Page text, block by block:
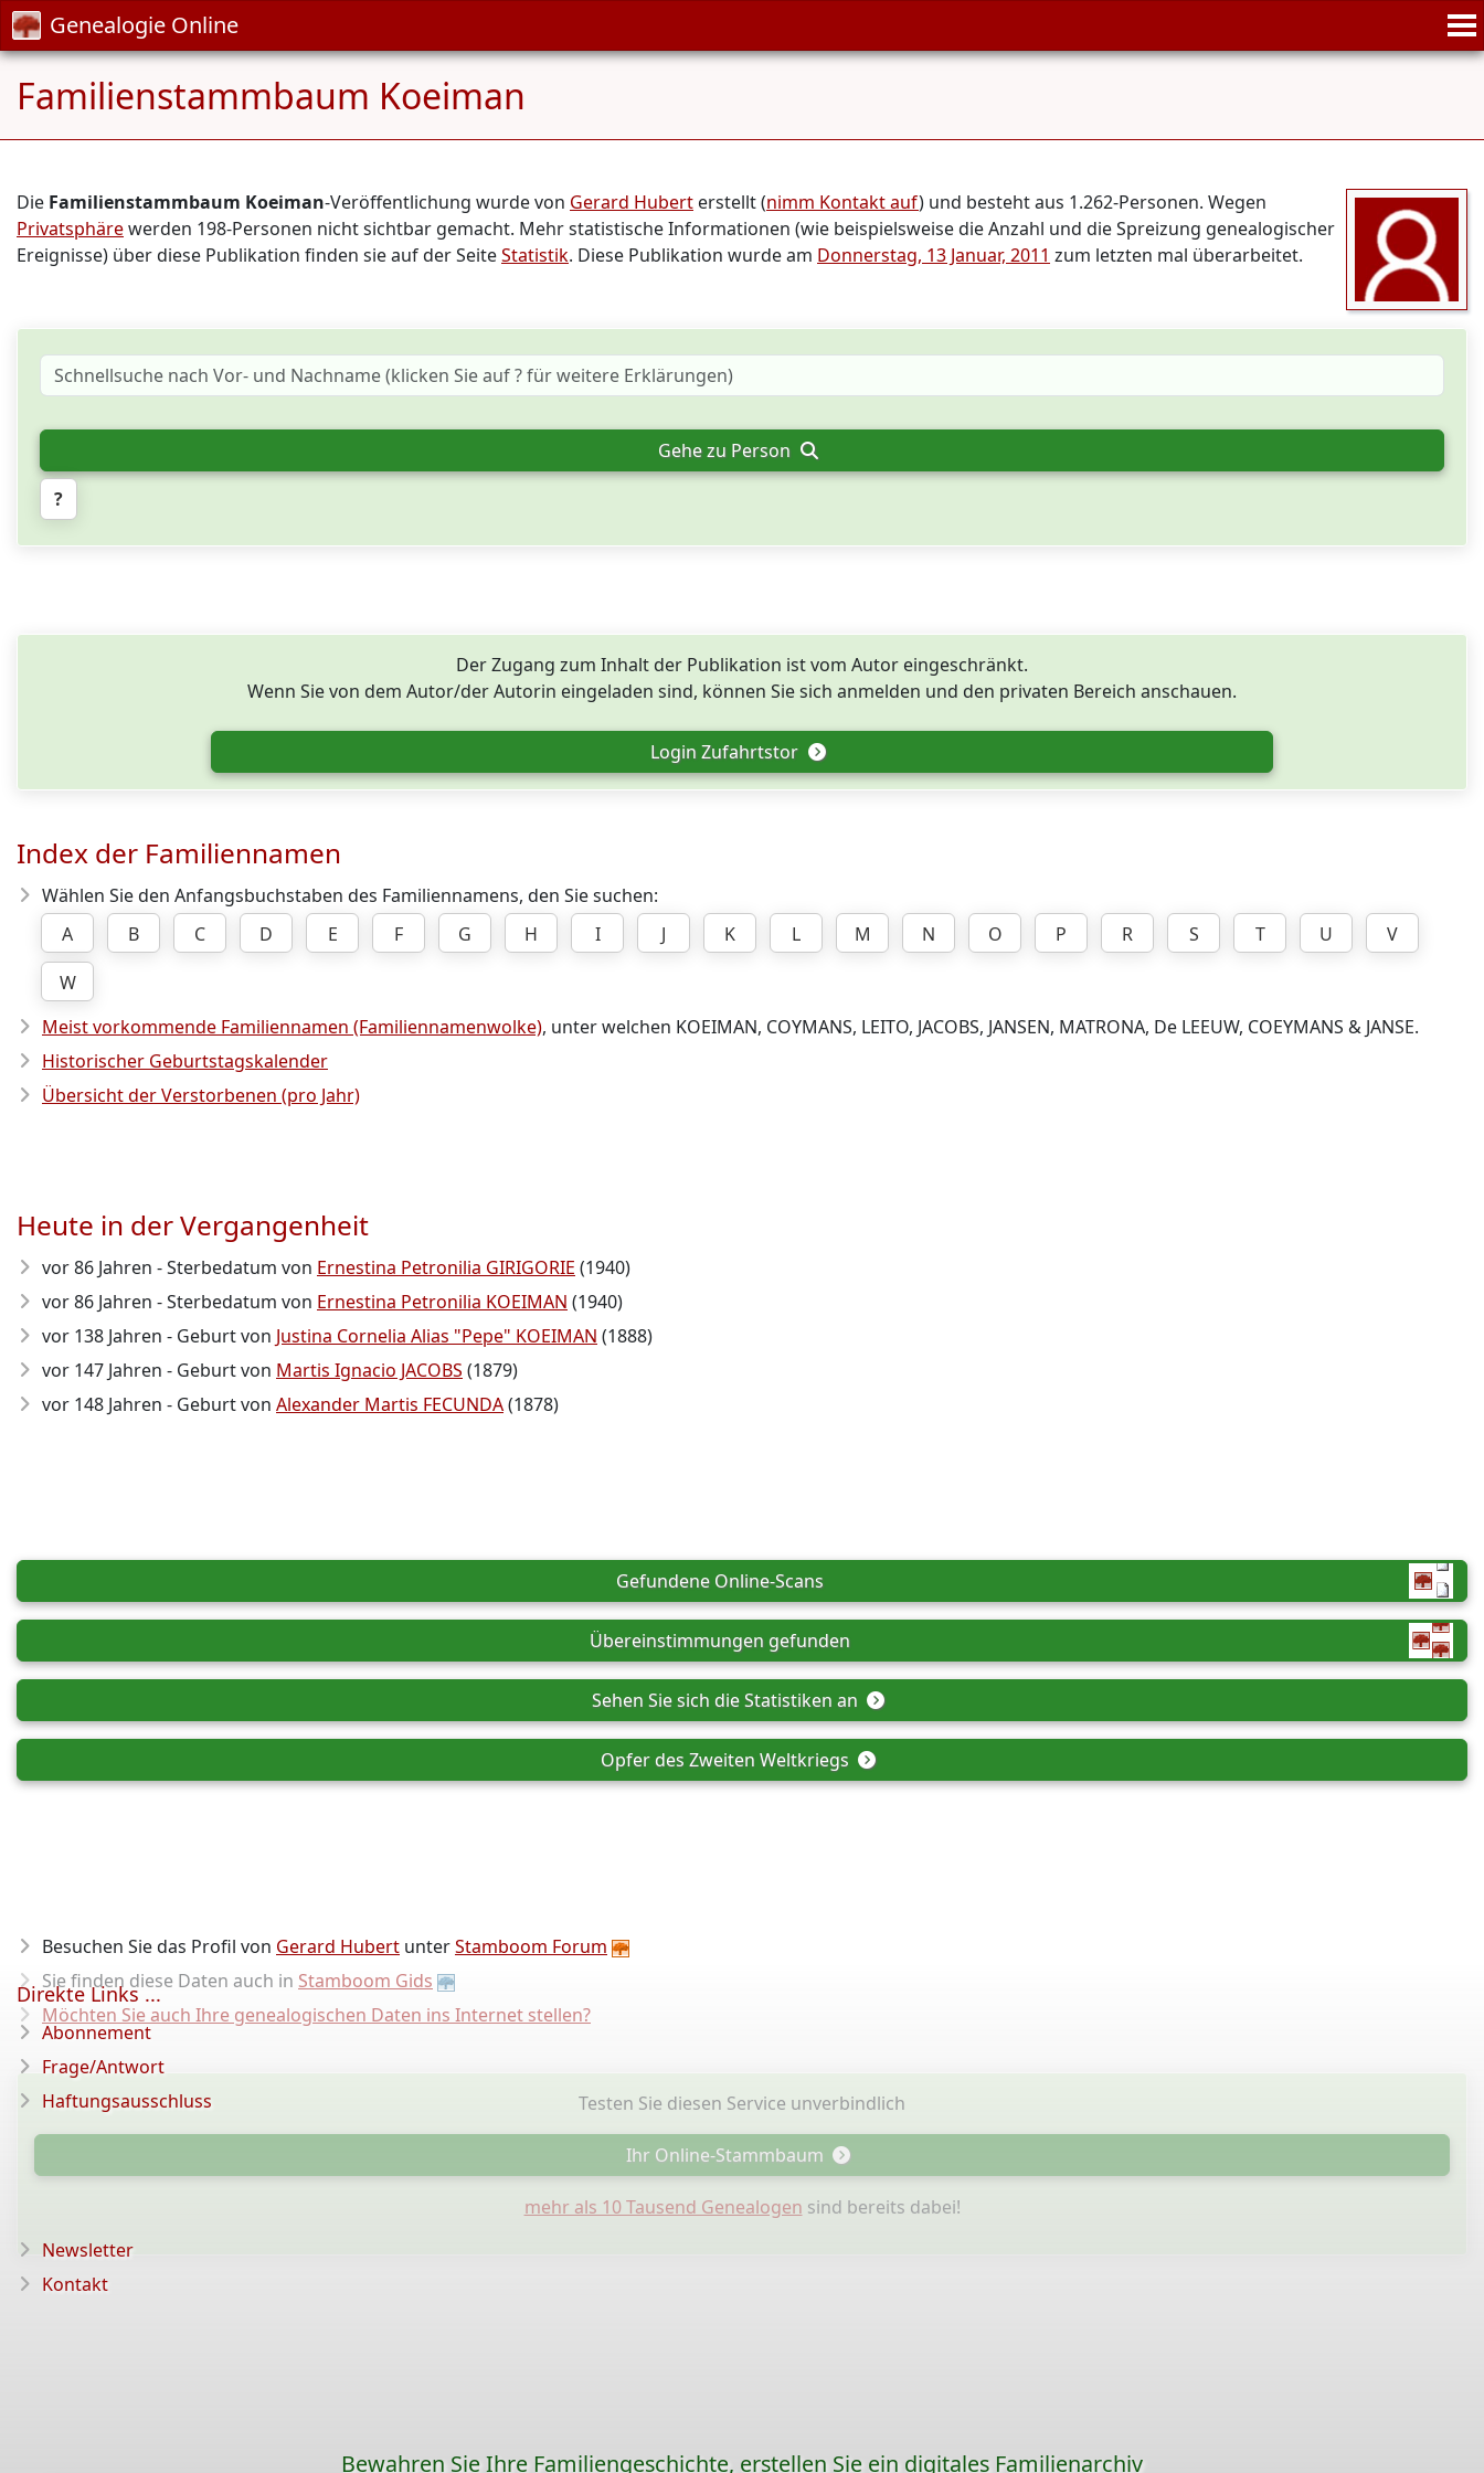
Genealogie Online
Familienstammbaum Koeiman
Die Familienstammbaum Koeiman-Veröffentlichung wurde von Gerard Hubert erstellt (nimm Kontakt auf) und besteht aus 1.262-Personen. Wegen
Privatsphärewerden 198-Personen nicht sichtbar gemacht. Mehr statistische Informationen (wie beispielsweise die Anzahl und die Spreizung genealogischer
Ereignisse) über diese Publikation finden sie auf der SeiteStatistik. Diese Publikation wurde am Donnerstag, 13 Januar, 2011 zum letzten mal überarbeitet.
Gehe zu Person
?
Der Zugang zum Inhalt der Publikation ist vom Autor eingeschränkt.
Wenn Sie von dem Autor/der Autorin eingeladen sind, können Sie sich anmelden und den privaten Bereich anschauen.
Login Zufahrtstor
Index der Familiennamen
Wählen Sie den Anfangsbuchstaben des Familiennamens, den Sie suchen:
A
B C D E F G H I J K L M N O P R S T U
V
W
Meist vorkommende Familiennamen (Familiennamenwolke), unter welchen KOEIMAN, COYMANS, LEITO, JACOBS, JANSEN, MATRONA, De LEEUW, COEYMANS & JANSE.
Historischer Geburtstagskalender
Übersicht der Verstorbenen (pro Jahr)
Heute in der Vergangenheit
vor 86 Jahren - Sterbedatum von Ernestina Petronilia GIRIGORIE (1940)
vor 86 Jahren - Sterbedatum von Ernestina Petronilia KOEIMAN (1940)
vor 138 Jahren - Geburt von Justina Cornelia Alias "Pepe" KOEIMAN (1888)
vor 147 Jahren - Geburt von Martis Ignacio JACOBS (1879)
vor 148 Jahren - Geburt von Alexander Martis FECUNDA(1878)
Gefundene Online-Scans
Übereinstimmungen gefunden
Sehen Sie sich die Statistiken an
Opfer des Zweiten Weltkriegs
Besuchen Sie das Profil von Gerard Hubert unterStamboom Forum
Sie finden diese Daten auch in Stamboom Gids
Möchten Sie auch Ihre genealogischen Daten ins Internet stellen?
Testen Sie diesen Service unverbindlich
Ihr Online-Stammbaum
mehr als 10 Tausend Genealogen sind bereits dabei!
Direkte Links ...
Abonnement
Frage/Antwort
Haftungsausschluss
Newsletter
Kontakt
Bewahren Sie Ihre Familiengeschichte, erstellen Sie ein digitales Familienarchiv